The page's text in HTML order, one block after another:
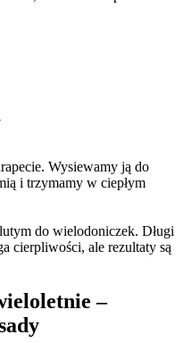
Wysiewamy ją do
i trzymamy w ciepłym
do wielodoniczek. Długi
cierpliwości, ale rezultaty są
–